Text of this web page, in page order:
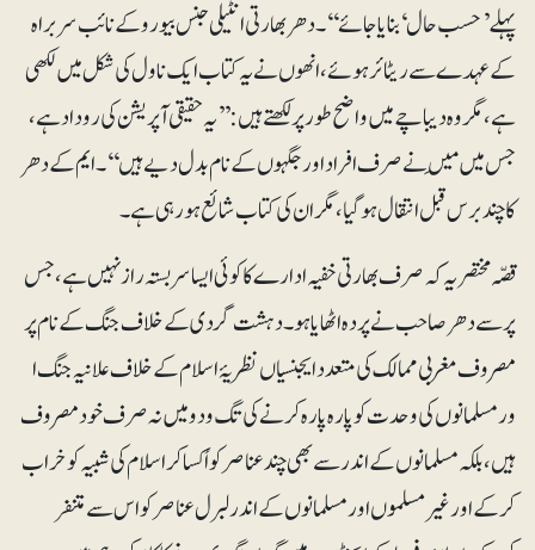
پہلے ’حسب حال‘ بنایا جائے‘‘۔ دھر بھارتی انٹیلی جنس بیورو کے نائب سربراہ
کے عہدے سے ریٹائر ہوئے، انھوں نے یہ کتاب ایک ناول کی شکل میں لکھی
ہے، مگر وہ دیباچے میں واضح طور پر لکھتے ہیں: ’’یہ حقیقی آپریشن کی روداد ہے،
جس میں مَیں نے صرف افراداور جگہوں کے نام بدل دیے ہیں‘‘ ۔ ایم کے دھر
کا چند برس قبل انتقال ہوگیا، مگر ان کی کتاب شائع ہورہی ہے۔
قصّہ مختصر یہ کہ صرف بھارتی خفیہ ادارے کا کوئی ایسا سربستہ راز نہیں ہے، جس
پر سے دھر صاحب نے پردہ اٹھایا ہو ۔ دہشت گردی کے خلاف جنگ کے نام پر
مصروف مغربی ممالک کی متعدد ایجنسیاں نظریۂ اسلام کے خلاف علانیہ جنگ ا
ور مسلمانوں کی وحدت کو پارہ پارہ کرنے کی تگ ودو میں نہ صرف خود مصروف
ہیں ، بلکہ مسلمانوں کے اندر سے بھی چند عناصر کو اُکسا کر اسلام کی شبیہ کو خراب
کرکے اور غیر مسلموں اور مسلمانوں کے اندر لبرل عناصر کو اس سے متنفر